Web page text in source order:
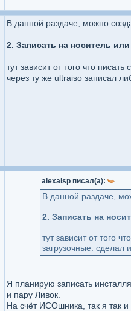
В данной раздаче, можно
2. Записать на носитель
тут зависит от того что
через ту же ultraiso записал
alexalsp писал(а):
В данной раздаче,
2. Записать на
тут зависит от того
загрузочные. сделал
Я планирую записать
и пару Ливок.
На счёт ИСОшника, так я так